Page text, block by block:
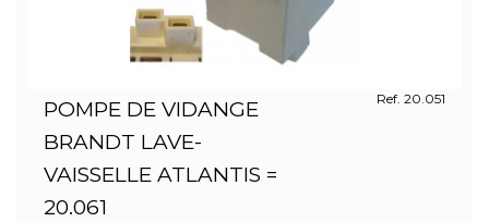
POMPE DE VIDANGE
BRANDT LAVE-
VAISSELLE ATLANTIS =
20.061
Ref. 20.051